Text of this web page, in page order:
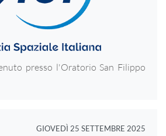
presso l'Oratorio San Filippo
GIOVEDÌ 25 SETTEMBRE 2025